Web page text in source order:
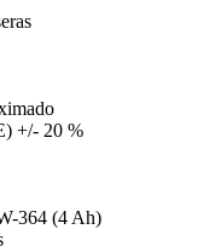
+/- 20 %
364 (4 Ah)